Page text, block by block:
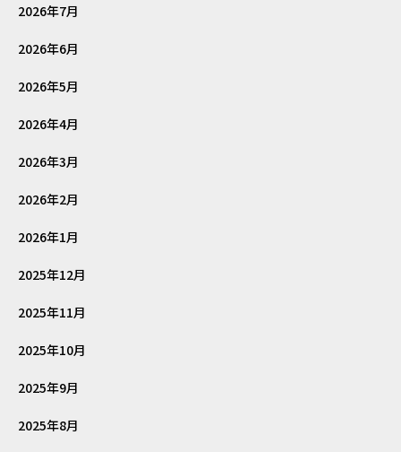
2026年7月
2026年6月
2026年5月
2026年4月
2026年3月
2026年2月
2026年1月
2025年12月
2025年11月
2025年10月
2025年9月
2025年8月